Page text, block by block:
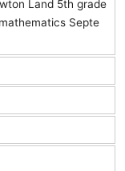
Land 5th grade
Septe